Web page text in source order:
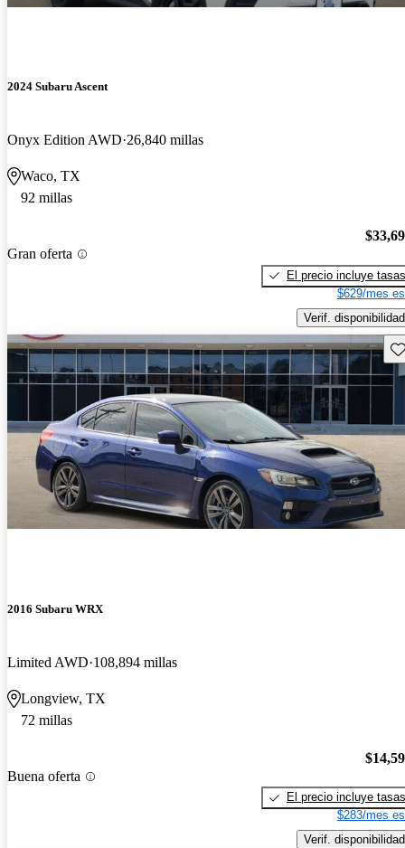
2024 Subaru Ascent
Onyx Edition AWD 26,840 millas
Waco, TX
92 millas
Gran oferta
El precio incluye tasas
$629/mes
Verif. disponibilidad
2016 Subaru WRX
Limited AWD 108,894 millas
Longview, TX
72 millas
Buena oferta
El precio incluye tasas
$283/mes
Verif. disponibilidad